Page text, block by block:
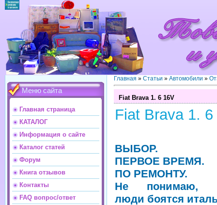
Меню сайта
Главная страница
КАТАЛОГ
Информация о сайте
Каталог статей
Форум
Книга отзывов
Контакты
FAQ вопрос/ответ
Главная » Статьи » Автомобили »
Fiat Brava 1. 6 16V
Fiat Brava 1. 6
ВЫБОР.
ПЕРВОЕ ВРЕМЯ.
ПО РЕМОНТУ.
Не понимаю,
люди боятся